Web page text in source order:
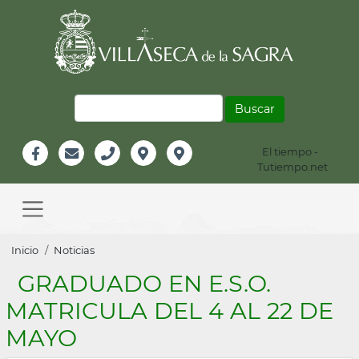
Información
Header
El tiempo -
Tutiempo.net
navigation
Sobrescribir
enlaces
de
ayuda
Inicio Noticias
GRADUADO EN E.S.O.
MATRICULA DEL 4 AL 22 DE
MAYO